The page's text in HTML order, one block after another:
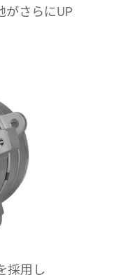
がさらにUP
採用し